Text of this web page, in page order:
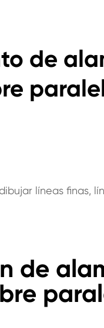
de
líneas finas,
de